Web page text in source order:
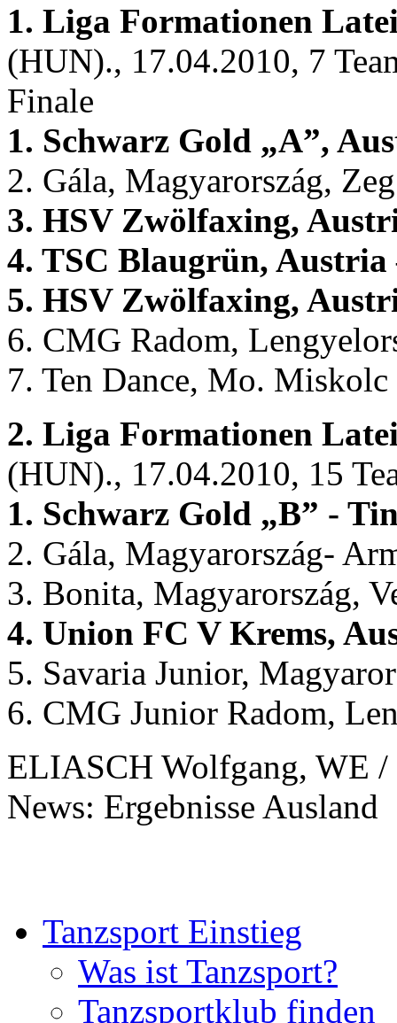
1. Liga Formationen
(HUN)., 17.04.2010, 7
Finale
1. Schwarz Gold „A”,
2. Gála, Magyarország,
3. HSV Zwölfaxing,
4. TSC Blaugrün,
5. HSV Zwölfaxing,
6. CMG Radom,
7. Ten Dance, Mo.
2. Liga Formationen
(HUN)., 17.04.2010, 15
1. Schwarz Gold „B” -
2. Gála, Magyarország-
3. Bonita, Magyarország,
4. Union FC V Krems,
5. Savaria Junior,
6. CMG Junior Radom,
ELIASCH Wolfgang, WE /
News: Ergebnisse Ausland
Tanzsport Einstieg
Was ist Tanzsport?
Tanzsportklub finden